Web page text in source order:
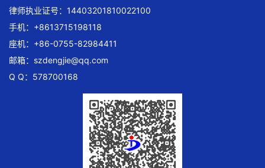
律师执业证号：14403201810022100
手机：+8613715198118
座机：+86-0755-82984411
邮箱： szdengjie@qq.com
Q Q：578700168